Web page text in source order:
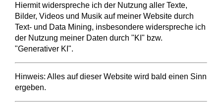
Hiermit widerspreche ich der Nutzung aller Texte,
Bilder, Videos und Musik auf meiner Website durch
Text- und Data Mining, insbesondere widerspreche ich
der Nutzung meiner Daten durch "KI" bzw.
"Generativer KI".
Hinweis: Alles auf dieser Website wird bald einen Sinn
ergeben.